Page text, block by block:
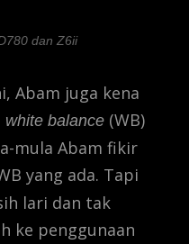
dan Z6ii
Abam juga kena
white balance (WB)
mula Abam fikir
yang ada. Tapi
lari dan tak
ke penggunaan